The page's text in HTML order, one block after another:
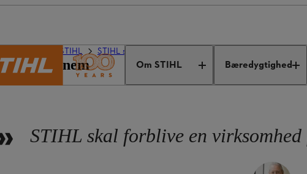
Om STIHL Bæredygtighed
Om STIHL STIHL som virksomhed
helt igennem
STIHL skal forblive en